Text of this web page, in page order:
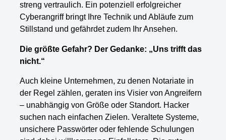
streng vertraulich. Ein potenziell erfolgreicher
Cyberangriff bringt Ihre Technik und Abläufe zum
Stillstand und gefährdet zudem Ihr Ansehen.
Die größte Gefahr? Der Gedanke: „Uns trifft das
nicht.“
Auch kleine Unternehmen, zu denen Notariate in
der Regel zählen, geraten ins Visier von Angreifern
– unabhängig von Größe oder Standort. Hacker
suchen nach einfachen Zielen. Veraltete Systeme,
unsichere Passwörter oder fehlende Schulungen